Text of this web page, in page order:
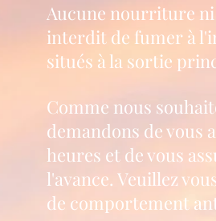
Aucune nourriture ni
interdit de fumer à
situés à la sortie
Comme nous
demandons de vous
heures et de vous
l'avance. Veuillez
de comportement